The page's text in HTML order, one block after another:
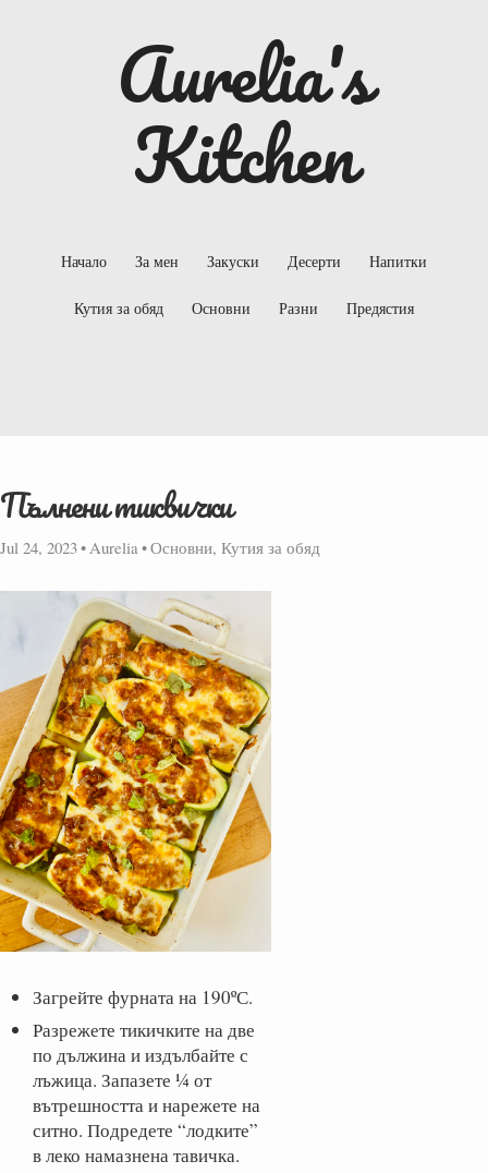
Aurelia's
Kitchen
Начало За мен Закуски Десерти Напитки
Кутия за обяд Основни Разни Предястия
Пълнени тиквички
Jul 24, 2023• Aurelia •Основни, Кутия за обяд
Загрейте фурната на 190ºС.
Разрежете тикичките на две
по дължина и издълбайте с
лъжица. Запазете ¼ от
вътрешността и нарежете на
ситно. Подредете “лодките”
в леко намазнена тавичка.